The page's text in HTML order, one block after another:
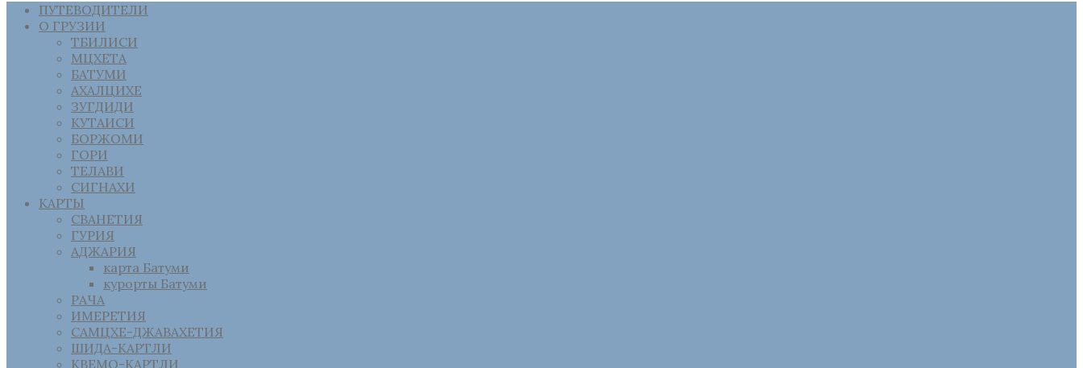
ПУТЕВОДИТЕЛИ
О ГРУЗИИ
ТБИЛИСИ
МЦХЕТА
БАТУМИ
АХАЛЦИХЕ
ЗУГДИДИ
КУТАИСИ
БОРЖОМИ
ГОРИ
ТЕЛАВИ
СИГНАХИ
КАРТЫ
СВАНЕТИЯ
ГУРИЯ
АДЖАРИЯ
карта Батуми
курорты Батуми
РАЧА
ИМЕРЕТИЯ
САМЦХЕ-ДЖАВАХЕТИЯ
ШИДА-КАРТЛИ
КВЕМО-КАРТЛИ